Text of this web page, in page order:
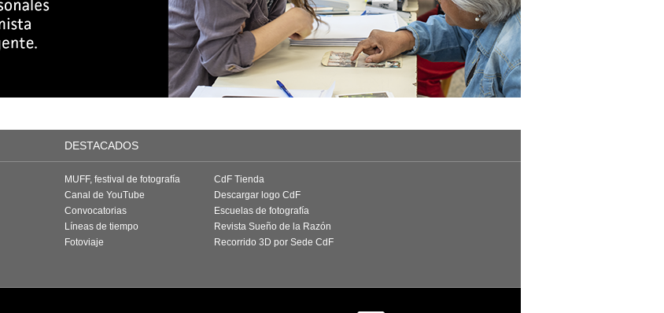
DESTACADOS
MUFF, festival de fotografía
Canal de YouTube
Convocatorias
Líneas de tiempo
Fotoviaje
CdF Tienda
Descargar logo CdF
Escuelas de fotografía
Revista Sueño de la Razón
Recorrido 3D por Sede CdF